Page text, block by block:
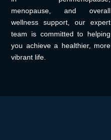
menopause, and overall
wellness support, our expert
team is committed to helping
you achieve a healthier, more
vibrant life.